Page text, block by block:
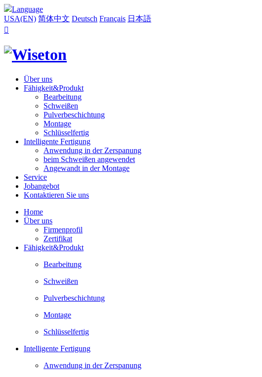
Language
USA(EN) 简体中文 Deutsch Français 日本語

Über uns
Fähigkeit&Produkt
Bearbeitung
Schweißen
Pulverbeschichtung
Montage
Schlüsselfertig
Intelligente Fertigung
Anwendung in der Zerspanung
beim Schweißen angewendet
Angewandt in der Montage
Service
Jobangebot
Kontaktieren Sie uns
Home
Über uns
Firmenprofil
Zertifikat
Fähigkeit&Produkt
Bearbeitung
Schweißen
Pulverbeschichtung
Montage
Schlüsselfertig
Intelligente Fertigung
Anwendung in der Zerspanung